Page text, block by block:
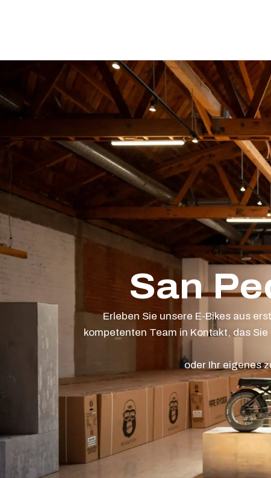
San
Erleben Sie unsere E-Bikes aus
kompetenten Team in Kontakt, das
oder Ihr eigenes